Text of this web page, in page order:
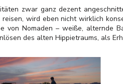
zwar ganz dezent
wird eben nicht wirklich
von Nomaden – weiße, alternde
des alten Hippietraums, als